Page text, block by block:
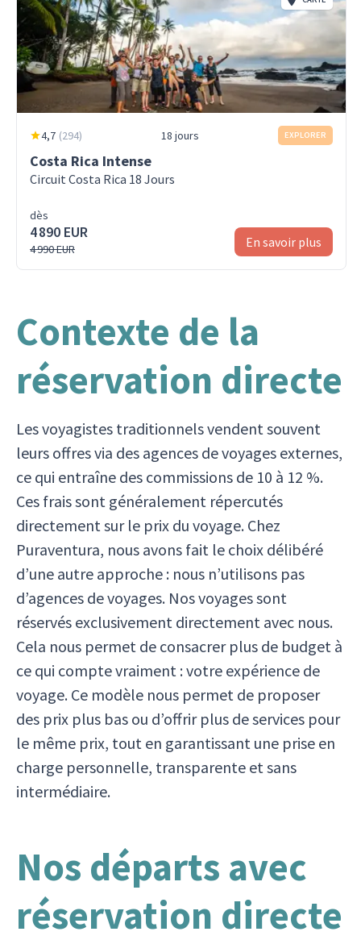
4,7 (294) 18 jours EXPLORER
Costa Rica Intense
Circuit Costa Rica 18 Jours
dès
4 890 EUR
4 990 EUR En savoir plus
Contexte de la
réservation directe
Les voyagistes traditionnels vendent souvent
leurs offres via des agences de voyages externes,
ce qui entraîne des commissions de 10 à 12 %.
Ces frais sont généralement répercutés
directement sur le prix du voyage. Chez
Puraventura, nous avons fait le choix délibéré
d’une autre approche : nous n’utilisons pas
d’agences de voyages. Nos voyages sont
réservés exclusivement directement avec nous.
Cela nous permet de consacrer plus de budget à
ce qui compte vraiment : votre expérience de
voyage. Ce modèle nous permet de proposer
des prix plus bas ou d’offrir plus de services pour
le même prix, tout en garantissant une prise en
charge personnelle, transparente et sans
intermédiaire.
Nos départs avec
réservation directe